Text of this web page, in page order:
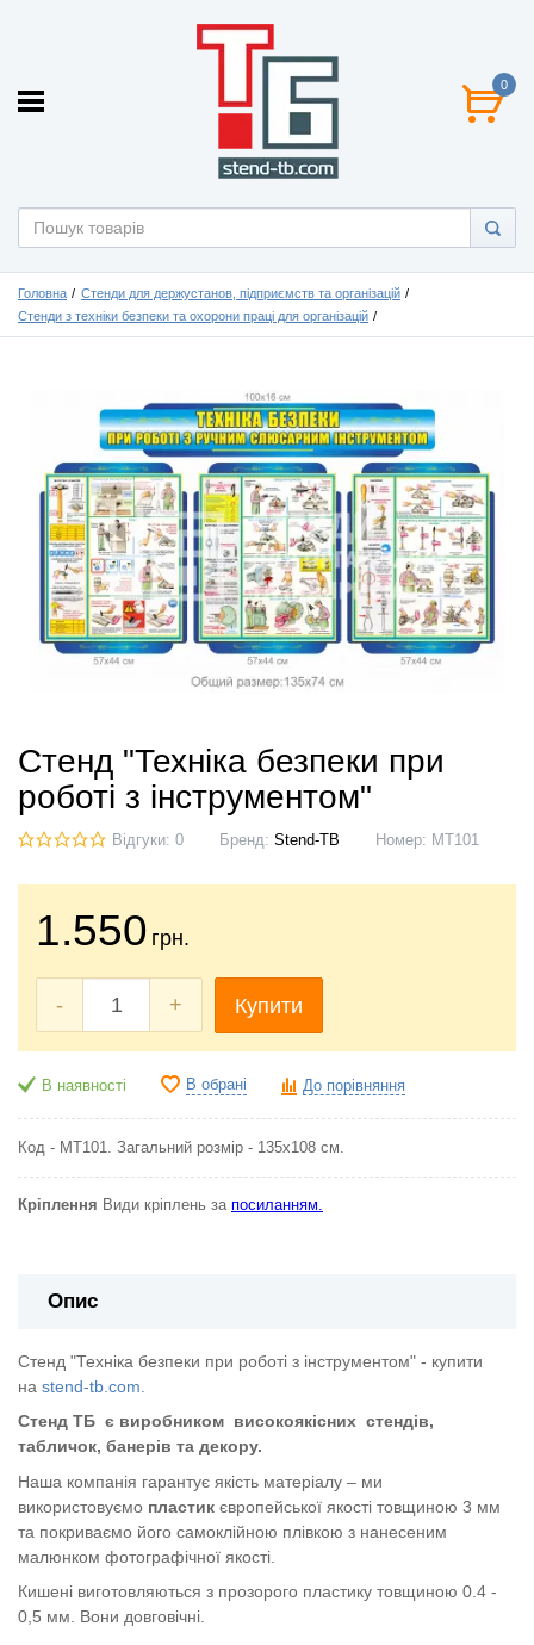
0
Головна
Стенди для держустанов, підприємств та організацій
Стенди з техніки безпеки та охорони праці для організацій
Стенд "Техніка безпеки при
роботі з інструментом"
Відгуки: 0 Бренд: Stend-TB Номер: МТ101
1.550 грн.
- + Купити
В наявності В обрані До порівняння
Код - МТ101. Загальний розмір - 135х108 см.
Кріплення Види кріплень за посиланням.
Опис
Стенд "Техніка безпеки при роботі з інструментом" - купити
на stend-tb.com.
Стенд ТБ є виробником високоякісних стендів,
табличок, банерів та декору.
Наша компанія гарантує якість матеріалу – ми
використовуємо пластик європейської якості товщиною 3 мм
та покриваємо його самоклійною плівкою з нанесеним
малюнком фотографічної якості.
Кишені виготовляються з прозорого пластику товщиною 0.4 -
0,5 мм. Вони довговічні.